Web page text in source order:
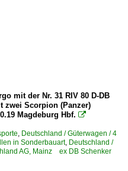
mit der Nr. 31 RIV 80 D-DB
zwei Scorpion (Panzer)
Magdeburg Hbf. 
, Deutschland / Güterwagen / 4
in Sonderbauart, Deutschland /
AG, Mainz ex DB Schenker